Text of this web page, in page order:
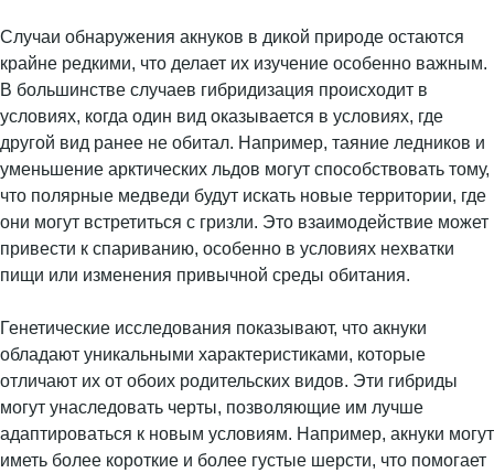
Случаи обнаружения акнуков в дикой природе остаются
крайне редкими, что делает их изучение особенно важным.
В большинстве случаев гибридизация происходит в
условиях, когда один вид оказывается в условиях, где
другой вид ранее не обитал. Например, таяние ледников и
уменьшение арктических льдов могут способствовать тому,
что полярные медведи будут искать новые территории, где
они могут встретиться с гризли. Это взаимодействие может
привести к спариванию, особенно в условиях нехватки
пищи или изменения привычной среды обитания.
Генетические исследования показывают, что акнуки
обладают уникальными характеристиками, которые
отличают их от обоих родительских видов. Эти гибриды
могут унаследовать черты, позволяющие им лучше
адаптироваться к новым условиям. Например, акнуки могут
иметь более короткие и более густые шерсти, что помогает